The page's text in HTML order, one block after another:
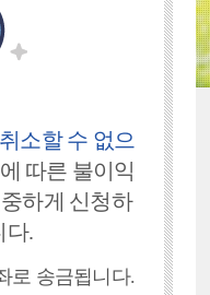
소할 수 없으
따른 불이익
하게 신청하
다.
로 송금됩니다.